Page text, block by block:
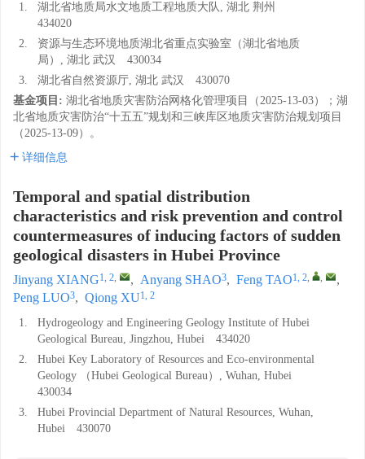
1.
湖北省地质局水文地质工程地质大队, 湖北 荆州
434020
2.
资源与生态环境地质湖北省重点实验室（湖北省地质
局）, 湖北 武汉 430034
3.
湖北省自然资源厅, 湖北 武汉 430070
基金项目: 湖北省地质灾害防治网格化管理项目（2025-13-03）；湖
北省地质灾害防治“十五五”规划和三峡库区地质灾害防治规划项目
（2025-13-09）。
详细信息
Temporal and spatial distribution
characteristics and risk prevention and control
countermeasures of inducing factors of sudden
geological disasters in Hubei Province
Jinyang XIANG1, 2, , Anyang SHAO3, Feng TAO1, 2, ,
,
Peng LUO3, Qiong XU1, 2
1.
Hydrogeology and Engineering Geology Institute of Hubei
Geological Bureau, Jingzhou, Hubei 434020
2.
Hubei Key Laboratory of Resources and Eco-environmental
Geology （Hubei Geological Bureau）, Wuhan, Hubei
430034
3.
Hubei Provincial Department of Natural Resources, Wuhan,
Hubei 430070